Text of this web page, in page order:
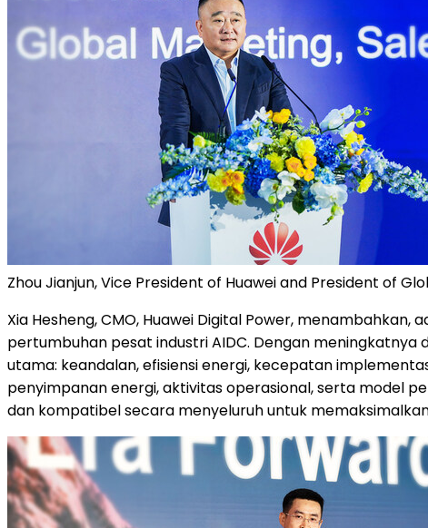
Zhou Jianjun, Vice President of Huawei and President of
Xia Hesheng, CMO, Huawei Digital Power,
pertumbuhan pesat industri AIDC. Dengan
utama: keandalan, efisiensi energi, kecepatan
penyimpanan energi, aktivitas operasional, serta model
dan kompatibel secara menyeluruh untuk